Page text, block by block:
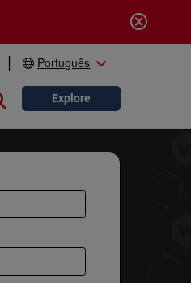
Português
Close search
Explore